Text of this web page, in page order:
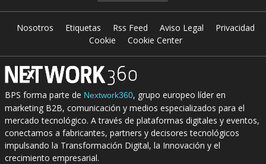
Nosotros Etiquetas Rss Feed Aviso Legal
Privacidad
Cookie
Cookie Center
BPS forma parte de Nextwork360, grupo europeo líder en
marketing B2B, comunicación y medios especializados para el
mercado tecnológico. A través de plataformas digitales y eventos,
conectamos a fabricantes, partners y decisores tecnológicos
impulsando la Transformación Digital, la Innovación y el
crecimiento empresarial.